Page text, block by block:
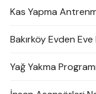
Kas Yapma
Bakırköy Evden
Yağ Yakma